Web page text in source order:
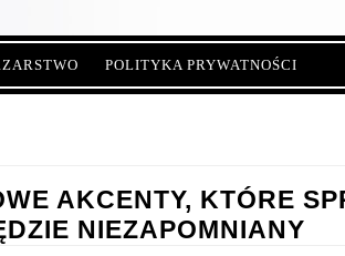
POLITYKA PRYWATNOŚCI
AKCENTY, KTÓRE
NIEZAPOMNIANY